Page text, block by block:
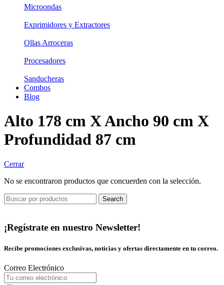
Microondas
Exprimidores y Extractores
Ollas Arroceras
Procesadores
Sanducheras
Combos
Blog
Alto 178 cm X Ancho 90 cm X
Profundidad 87 cm
Cerrar
No se encontraron productos que concuerden con la selección.
Search
¡Regístrate en nuestro Newsletter!
Recibe promociones exclusivas, noticias y ofertas directamente en tu correo.
Correo Electrónico